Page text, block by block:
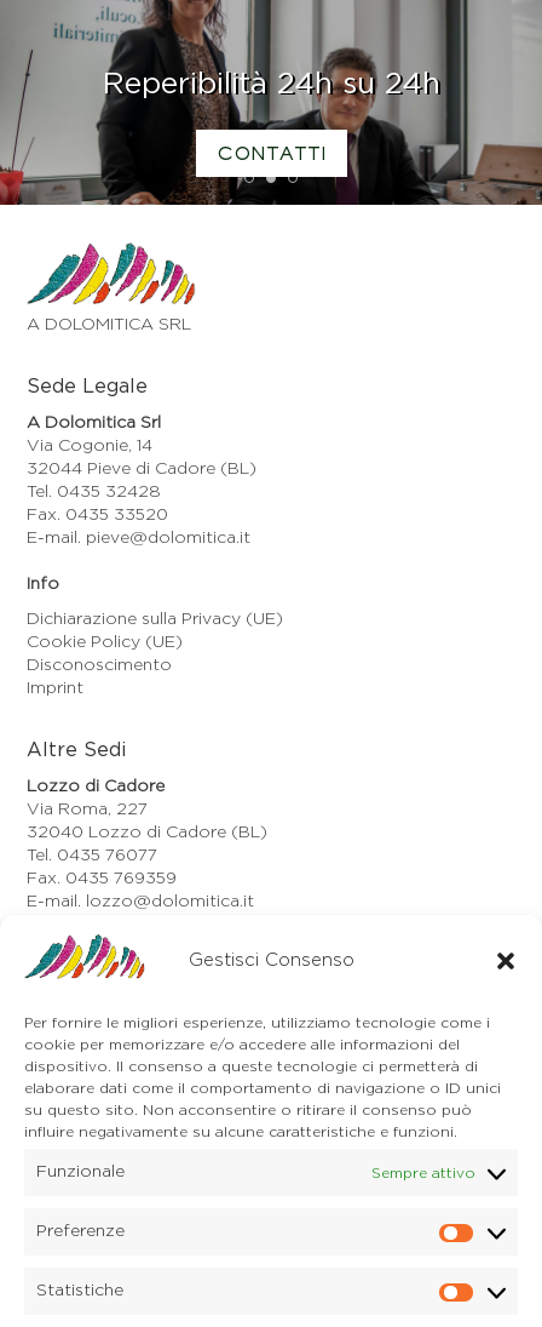
Gestisci Consenso
Per fornire le migliori esperienze, utilizziamo tecnologie come i
cookie per memorizzare e/o accedere alle informazioni del
dispositivo. Il consenso a queste tecnologie ci permetterà di
elaborare dati come il comportamento di navigazione o ID unici
su questo sito. Non acconsentire o ritirare il consenso può
influire negativamente su alcune caratteristiche e funzioni.
Funzionale Sempre attivo
Preferenze
Statistiche
1 2 3
Reperibilità 24h su 24h
CONTATTI
A DOLOMITICA SRL
Sede Legale
A Dolomitica Srl
Via Cogonie, 14
32044 Pieve di Cadore (BL)
Tel. 0435 32428
Fax. 0435 33520
E-mail. pieve@dolomitica.it
Info
Dichiarazione sulla Privacy (UE)
Cookie Policy (UE)
Disconoscimento
Imprint
Altre Sedi
Lozzo di Cadore
Via Roma, 227
32040 Lozzo di Cadore (BL)
Tel. 0435 76077
Fax. 0435 769359
E-mail. lozzo@dolomitica.it
Auronzo di Cadore
Via Unione, 21/B
32041 Auronzo di Cadore (BL)
E-mail. auronzo@dolomitica.it
Cortina d'Ampezzo
32043 Cortina d'Ampezzo (BL)
Tel. 0436 4127
E-mail. pieve@dolomitica.it
S. Stefano di Cadore
32045 S. Stefano di Cadore - Comelico (BL)